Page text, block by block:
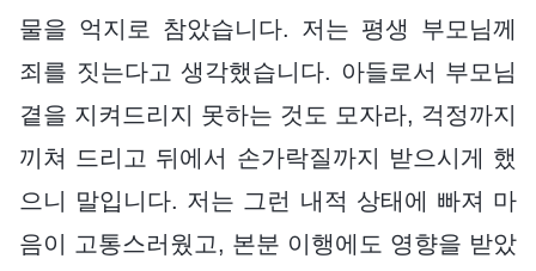
물을 억지로 참았습니다. 저는 평생 부모님께
죄를 짓는다고 생각했습니다. 아들로서 부모님
곁을 지켜드리지 못하는 것도 모자라, 걱정까지
끼쳐 드리고 뒤에서 손가락질까지 받으시게 했
으니 말입니다. 저는 그런 내적 상태에 빠져 마
음이 고통스러웠고, 본분 이행에도 영향을 받았